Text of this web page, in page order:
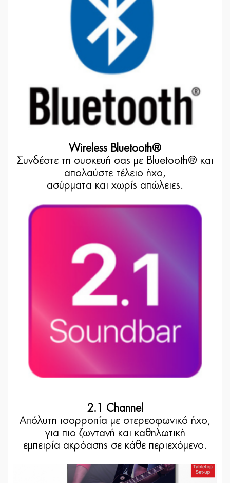
Wireless Bluetooth®
Συνδέστε τη συσκευή σας με Bluetooth® και
απολαύστε τέλειο ήχο,
ασύρματα και χωρίς απώλειες.
2.1 Channel
Απόλυτη ισορροπία με στερεοφωνικό ήχο,
για πιο ζωντανή και καθηλωτική
εμπειρία ακρόασης σε κάθε περιεχόμενο.